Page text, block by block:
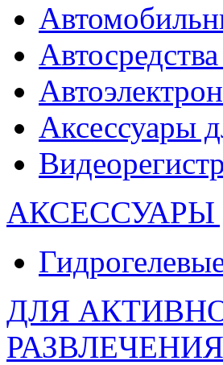
Автосредства
Аксессуары
ДЛЯ
РАЗВЛЕЧЕНИЯ